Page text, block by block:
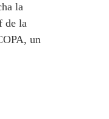
la
de la
un